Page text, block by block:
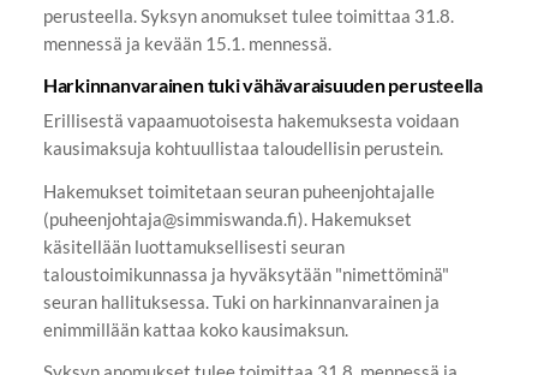
perusteella. Syksyn anomukset tulee toimittaa 31.8.
mennessä ja kevään 15.1. mennessä.
Harkinnanvarainen tuki vähävaraisuuden perusteella
Erillisestä vapaamuotoisesta hakemuksesta voidaan
kausimaksuja kohtuullistaa taloudellisin perustein.
Hakemukset toimitetaan seuran puheenjohtajalle
(puheenjohtaja@simmiswanda.fi). Hakemukset
käsitellään luottamuksellisesti seuran
taloustoimikunnassa ja hyväksytään "nimettöminä"
seuran hallituksessa. Tuki on harkinnanvarainen ja
enimmillään kattaa koko kausimaksun.